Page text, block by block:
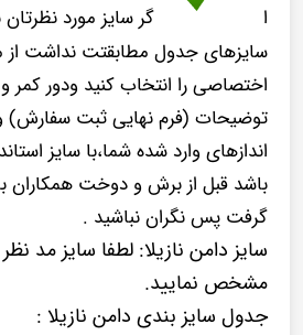
ا
گر سایز مورد
سایزهای جدول مطابقتت نداشت
اختصاصی را انتخاب کنید ودور
توضیحات (فرم نهایی ثبت سفارش)
اندازهای وارد شده شما،با سایز
باشد قبل از برش و دوخت همکاران
گرفت پس نگران نباشید .
سایز دامن نازیلا: لطفا سایز مد
مشخص نمایید.
جدول سایز بندی دامن نازیلا :